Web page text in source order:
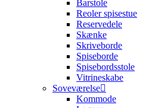
Barstole
Reoler spisestue
Reservedele
Skænke
Skriveborde
Spiseborde
Spisebordsstole
Vitrineskabe
Soveværelse
Kommode